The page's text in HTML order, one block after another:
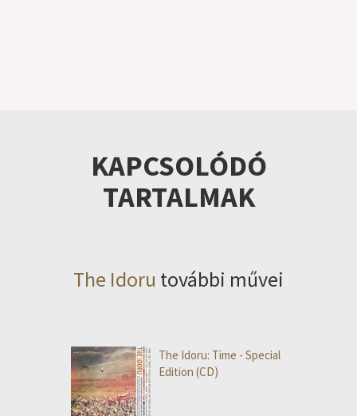
KAPCSOLÓDÓ
TARTALMAK
The Idoru további művei
The Idoru: Time - Special
Edition (CD)